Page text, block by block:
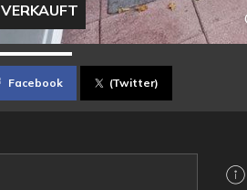
VERKAUFT
Facebook (Twitter)